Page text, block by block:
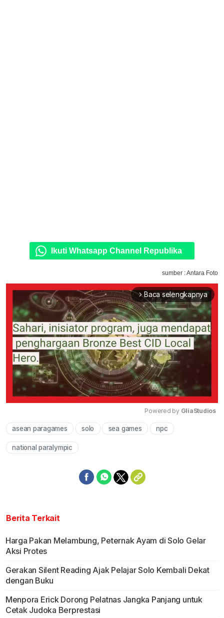
Ikuti Whatsapp Channel Republika
sumber : Antara Foto
arrow_forward_ios Baca selengkapnya
Powered by GliaStudios
asean paragames solo sea games npc
national paralympic
Berita Terkait
Harga Pakan Melambung, Peternak Ayam di Solo Gelar
Aksi Protes
Gerakan Silent Reading Ajak Pelajar Solo Kembali Dekat
dengan Buku
Menpora Erick Dorong Pelatnas Jangka Panjang untuk
Cetak Judoka Berprestasi